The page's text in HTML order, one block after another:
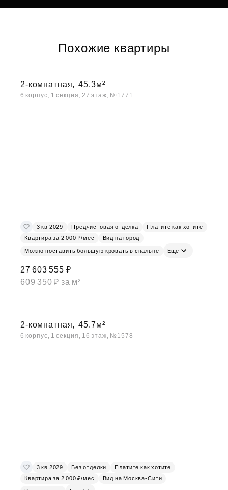
Похожие квартиры
2-комнатная, 45.3м²
6 корпус, 1 секция, 27 этаж, №1771
3 кв 2029 Предчистовая отделка
Платите как хотите
Квартира за 2 000 ₽/мес
Вид на город
Можно поставить большую кровать в спальне Ещё
27 603 555 ₽
609 350 ₽ за м²
2-комнатная, 45.7м²
6 корпус, 1 секция, 16 этаж, №1578
3 кв 2029 Без отделки
Платите как хотите
Квартира за 2 000 ₽/мес
Вид на Москва-Сити